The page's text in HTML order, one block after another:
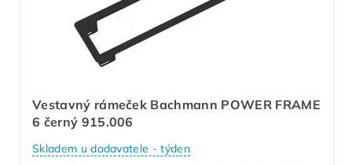
Vestavný rámeček Bachmann POWER FRAME
6 černý 915.006
Skladem u dodavatele - týden